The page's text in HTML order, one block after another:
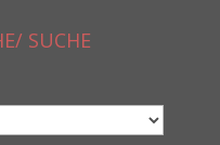
SUCHE